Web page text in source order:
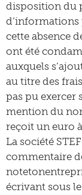
disposition du
cette absence
ont été
auxquels
au titre des
pas pu exercer
mention du
reçoit un euro
La société
commentaire
écrivant sous